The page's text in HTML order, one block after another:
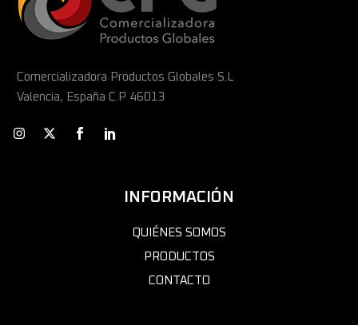
Comercializadora Productos Globales S.L
Valencia, España C.P 46013
INFORMACIÓN
QUIÉNES SOMOS
PRODUCTOS
CONTACTO